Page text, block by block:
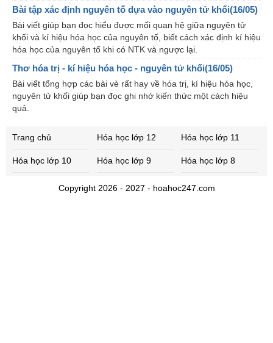
Bài tập xác định nguyên tố dựa vào nguyên tử khối(16/05)
Bài viết giúp bạn đọc hiểu được mối quan hệ giữa nguyên tử
khối và kí hiệu hóa học của nguyên tố, biết cách xác định kí hiệu
hóa học của nguyên tố khi có NTK và ngược lại.
Thơ hóa trị - kí hiệu hóa học - nguyên tử khối(16/05)
Bài viết tổng hợp các bài vè rất hay về hóa trị, kí hiệu hóa học,
nguyên tử khối giúp bạn đọc ghi nhớ kiến thức một cách hiệu
quả.
Trang chủ Hóa học lớp 12 Hóa học lớp 11
Hóa học lớp 10 Hóa học lớp 9 Hóa học lớp 8
Copyright 2026 - 2027 - hoahoc247.com